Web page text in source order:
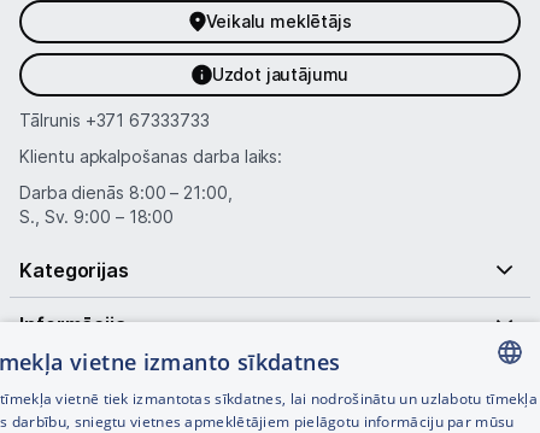
Veikalu meklētājs
Uzdot jautājumu
Tālrunis +371 67333733
Klientu apkalpošanas darba laiks:
Darba dienās 8:00 – 21:00,
S., Sv. 9:00 – 18:00
Kategorijas
Informācija
Noderīgas saites
LATVIAN
vietne izmanto sīkdatnes
vietnē tiek izmantotas sīkdatnes, lai nodrošinātu un uzlabotu tīmekļa
darbību, sniegtu vietnes apmeklētājiem pielāgotu informāciju par mūsu